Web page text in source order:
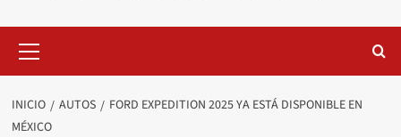
primario
INICIO AUTOS
FORD EXPEDITION 2025 YA ESTÁ DISPONIBLE EN
MÉXICO